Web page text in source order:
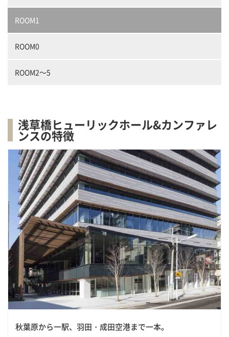
ROOM1
ROOM0
ROOM2～5
浅草橋ヒューリックホール&カンファレ
ンスの特徴
秋葉原から一駅、羽田・成田空港まで一本。